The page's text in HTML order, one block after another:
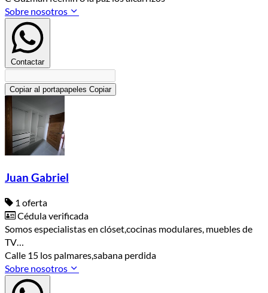
Sobre nosotros
Contactar
Copiar al portapapeles Copiar
Juan Gabriel
1 oferta
Cédula verificada
Somos especialistas en clóset,cocinas modulares, muebles de
TV…
Calle 15 los palmares,sabana perdida
Sobre nosotros